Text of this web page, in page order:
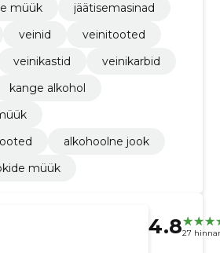
müük
jäätisemasinad
veinid
veinitooted
veinikastid
veinikarbid
kange alkohol
alkohoolne jook
müük
4.827